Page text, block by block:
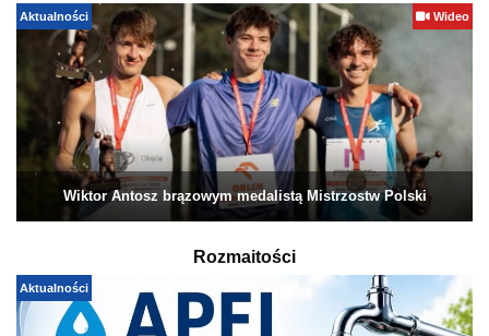
Aktualności Wideo
Wiktor Antosz brązowym medalistą Mistrzostw Polski
Rozmaitości
Aktualności